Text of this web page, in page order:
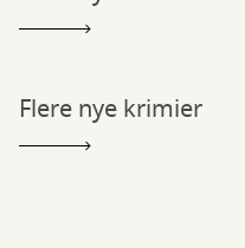
Flere nye krimier